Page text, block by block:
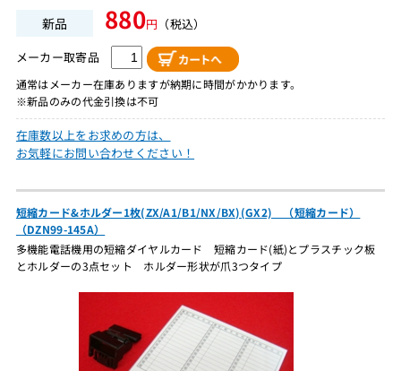
新品 880円 （税込）
メーカー取寄品
通常はメーカー在庫ありますが納期に時間がかかります。
※新品のみの代金引換は不可
在庫数以上をお求めの方は、
お気軽にお問い合わせください！
短縮カード&ホルダー1枚(ZX/A1/B1/NX/BX)(GX2) （短縮カード）
（DZN99-145A）
多機能電話機用の短縮ダイヤルカード 短縮カード(紙)とプラスチック板
とホルダーの3点セット ホルダー形状が爪3つタイプ